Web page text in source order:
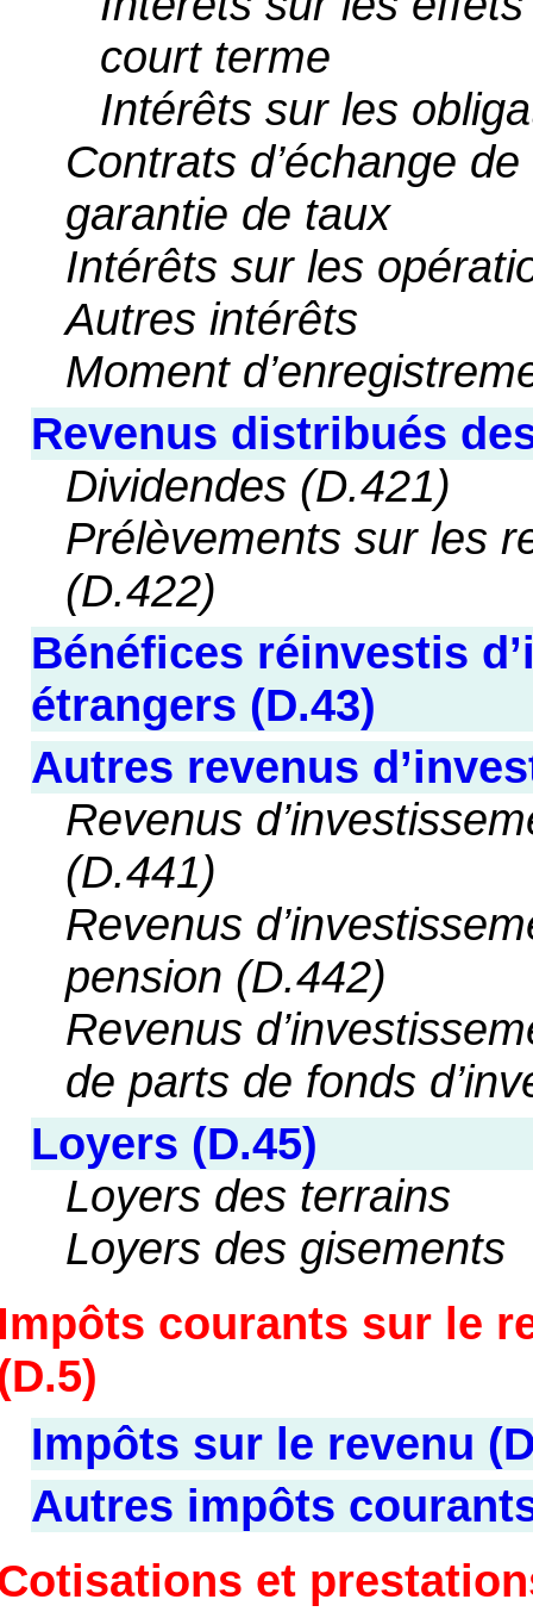
court terme
Intérêts sur les
Contrats d’échange
garantie de taux
Intérêts sur les
Autres intérêts
Moment
Revenus distribués
Dividendes (D.421)
Prélèvements sur les
(D.422)
Bénéfices réinvestis
étrangers (D.43)
Autres revenus
Revenus
(D.441)
Revenus
pension (D.442)
Revenus
de parts de fonds
Loyers (D.45)
Loyers des terrains
Loyers des gisements
courants sur le
Impôts sur le revenu
Autres impôts
et